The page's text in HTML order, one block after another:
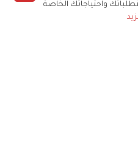
واحتياجاتك الخاصة